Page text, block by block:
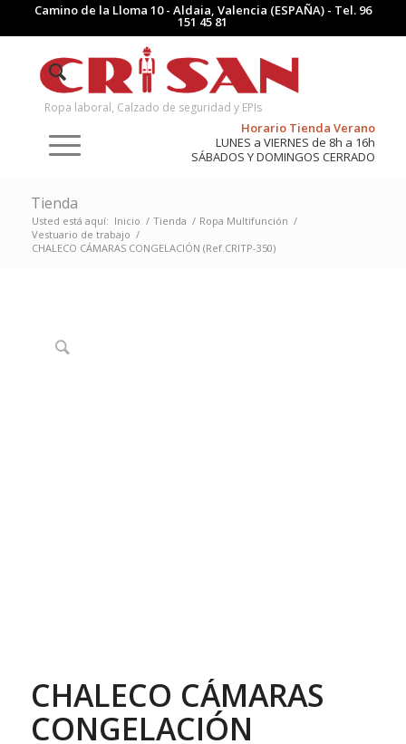
Camino de la Lloma 10 - Aldaia, Valencia (ESPAÑA) - Tel. 96
151 45 81
Ropa laboral, Calzado de seguridad y EPIs
Horario Tienda Verano
LUNES a VIERNES de 8h a 16h
SÁBADOS Y DOMINGOS CERRADO
Tienda
Usted está aquí: Inicio / Tienda / Ropa Multifunción /
Vestuario de trabajo /
CHALECO CÁMARAS CONGELACIÓN (Ref.CRITP-350)
CHALECO CÁMARAS
CONGELACIÓN